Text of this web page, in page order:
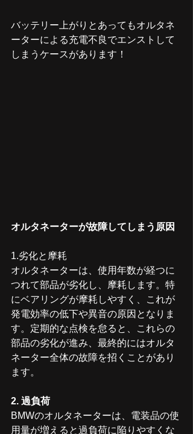
バッテリー上がりとあってもオルタネ
ーターによる充電不良でエンストして
しまうケースがあります！
オルタネーターが故障してしまう原因
1.劣化と摩耗
オルタネーターは、使用年数が経つに
つれて部品が劣化し、摩耗します。特
にベアリングが摩耗しやすく、これが
発電効率の低下や異音の原因となりま
す。定期的な点検を怠ると、これらの
部品の劣化が進み、最終的にはオルタ
ネーター全体の故障を招くことがあり
ます。
2. 過負荷
BMWのオルタネーターは、電装品の使
用量が増えると過負荷に陥りやすくな